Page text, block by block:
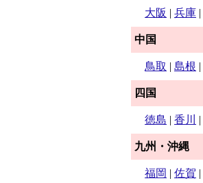
大阪 | 兵庫 |
中国
鳥取 | 島根 |
四国
徳島 | 香川 |
九州・沖縄
福岡 | 佐賀 |